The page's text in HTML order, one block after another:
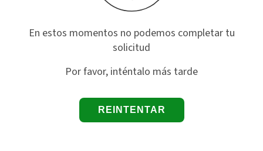
En estos momentos no podemos completar tu
solicitud
Por favor, inténtalo más tarde
REINTENTAR